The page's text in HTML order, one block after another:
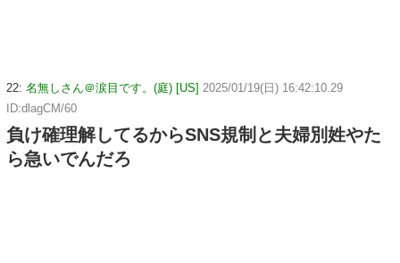
22: 名無しさん＠涙目です。(庭) [US] 2025/01/19(日) 16:42:10.29
ID:dlagCM/60
負け確理解してるからSNS規制と夫婦別姓やた
ら急いでんだろ